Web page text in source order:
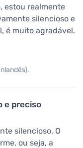
estou realmente
silencioso e
é muito agradável.
e preciso
silencioso. O
ou seja, a